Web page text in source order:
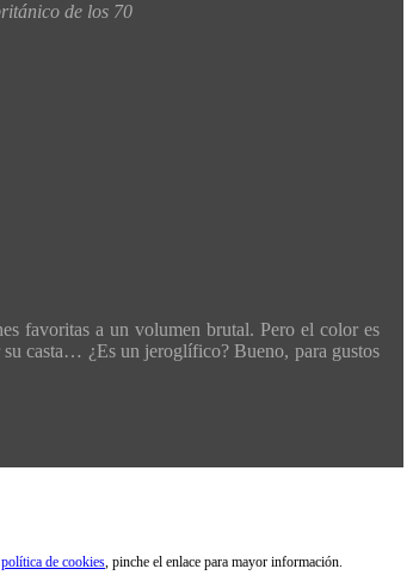
de los 70
favoritas a un volumen brutal. Pero el color es
casta… ¿Es un jeroglífico? Bueno, para gustos
política de cookies , pinche el enlace para mayor información.